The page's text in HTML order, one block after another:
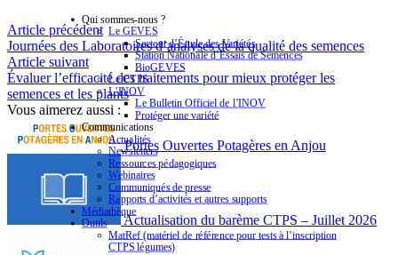
Article précédent
Journées des Laboratoires d’analyses de la qualité des semences
Article suivant
Évaluer l’efficacité des traitements pour mieux protéger les
semences et les plants
Vous aimerez aussi :
Portes Ouvertes Potagères en Anjou
Actualisation du barème CTPS – Juillet 2026
Qui sommes-nous ?
Le GEVES
Secteur d’Étude des Variétés
Station Nationale d’Essais de Semences
BioGEVES
Le CTPS
L’INOV
Le Bulletin Officiel de l’INOV
Protéger une variété
Communications
Actualités
Newsletters
Ressources pédagogiques
Webinaires
Communiqués de presse
Rapports d’activités et autres supports
Médiathèque
Outils
MatRef (matériel de référence pour tests à l’inscription
CTPS légumes)